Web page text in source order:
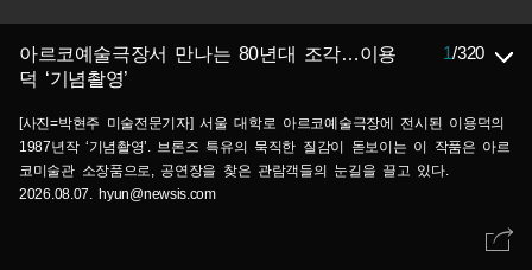
아르코예술극장서 만나는 80년대 조각…이용
덕 ‘기념촬영’
1/320
[사진=박현주 미술전문기자] 서울 대학로 아르코예술극장에 전시된 이용덕의
1987년작 ‘기념촬영’. 브론즈 특유의 묵직한 질감이 돋보이는 이 작품은 아르
코미술관 소장품으로, 공연장을 찾은 관람객들의 눈길을 끌고 있다.
2026.08.07. hyun@newsis.com